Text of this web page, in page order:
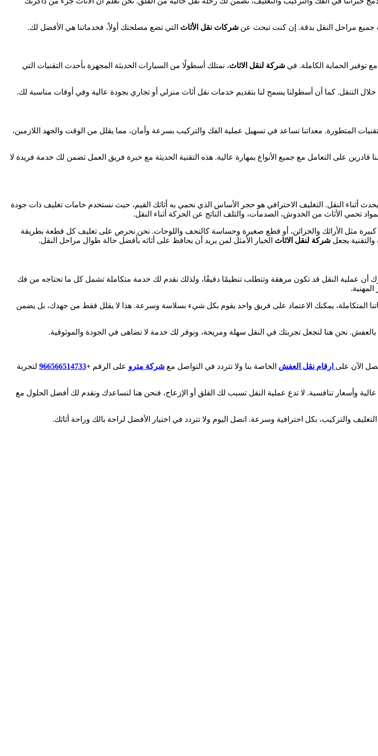
جميع مراحل النقل بدقة. إن كنت تبحث عن شركات نقل الأثاث التي تضع مصلحتك أولاً، فخدماتنا هي الأفضل لك.
توفير الحماية الكاملة. في شركة لنقل الاثاث، نمتلك أسطولًا من السيارات الحديثة المجهزة بأحدث التقنيات التي
التنقل. كما أن أسطولنا يسمح لنا بتقديم خدمات نقل أثاث منزلي أو تجاري بجودة عالية وفي أوقات مناسبة لك.
المتطورة. معداتنا تساعد في تسهيل عملية الفك والتركيب بسرعة وأمان، مما يقلل من الوقت والجهد اللازمين،
قادرين على التعامل مع جميع الأنواع بمهارة عالية. هذه التقنية الحديثة مع خبرة فريق العمل تضمن لك خدمة فريدة لا
أثناء النقل. التغليف الاحترافي هو حجر الأساس الذي نحمي به أثاثك القيم، حيث نستخدم خامات تغليف ذات جودة
تحمي الأثاث من الخدوش، الصدمات، والتلف الناتج عن الحركة أثناء النقل.
كبيرة مثل الأرائك والخزائن، أو قطع صغيرة وحساسة كالتحف واللوحات. نحن نحرص على تغليف كل قطعة بطريقة
يجعل شركة لنقل الاثاث الخيار الأمثل لمن يريد أن يحافظ على أثاثه بأفضل حالة طوال مراحل النقل.
أن عملية النقل قد تكون مرهقة وتتطلب تنظيمًا دقيقًا، ولذلك نقدم لك خدمة متكاملة تشمل كل ما تحتاجه من فك
المتكاملة، يمكنك الاعتماد على فريق واحد يقوم بكل شيء بسلاسة وسرعة. هذا لا يقلل فقط من جهدك، بل يضمن
نحن هنا لنجعل تجربتك في النقل سهلة ومريحة، ونوفر لك خدمة لا تضاهى في الجودة والموثوقية.
الآن على ارقام نقل العفش الخاصة بنا ولا تتردد في التواصل مع شركة مترو على الرقم +
966566514733‎ لتجربة
وأسعار تنافسية. لا تدع عملية النقل تسبب لك القلق أو الإزعاج، فنحن هنا لنساعدك ونقدم لك أفضل الحلول مع
والتركيب، بكل احترافية وسرعة. اتصل اليوم ولا تتردد في اختيار الأفضل لراحة بالك وراحة أثاثك.